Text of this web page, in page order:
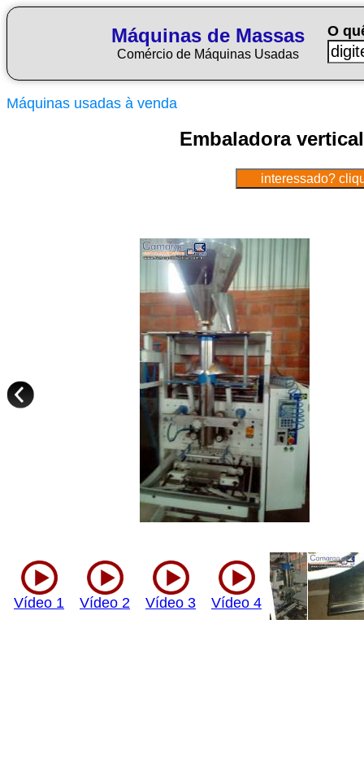
Máquinas de Massas
Comércio de Máquinas Usadas
O
Máquinas usadas à venda
Embaladora
Vídeo 1 Vídeo 2 Vídeo 3 Vídeo 4